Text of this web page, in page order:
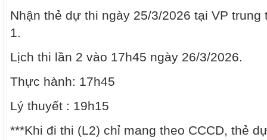
Nhận thẻ dự thi ngày 25/3/2026 tại VP trung
1.
Lịch thi lần 2 vào 17h45 ngày 26/3/2026.
Thực hành: 17h45
Lý thuyết : 19h15
***Khi đi thi (L2) chỉ mang theo CCCD, thẻ